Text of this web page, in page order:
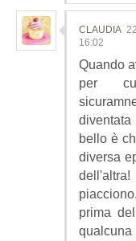
CLAUDIA
16:02
Quando
per
bello è
diversa
prima